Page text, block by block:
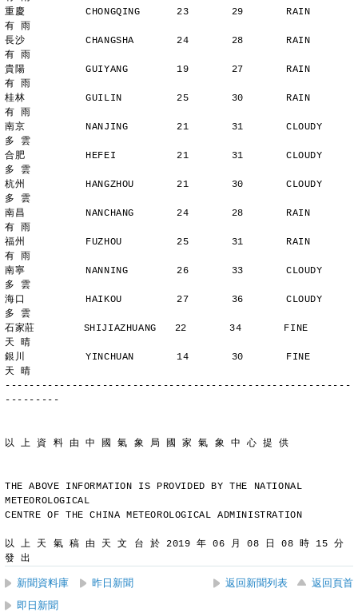
重慶          CHONGQING      23       29       RAIN
有 雨
長沙          CHANGSHA       24       28       RAIN
有 雨
貴陽          GUIYANG        19       27       RAIN
有 雨
桂林          GUILIN         25       30       RAIN
有 雨
南京          NANJING        21       31       CLOUDY
多 雲
合肥          HEFEI          21       31       CLOUDY
多 雲
杭州          HANGZHOU       21       30       CLOUDY
多 雲
南昌          NANCHANG       24       28       RAIN
有 雨
福州          FUZHOU         25       31       RAIN
有 雨
南寧          NANNING        26       33       CLOUDY
多 雲
海口          HAIKOU         27       36       CLOUDY
多 雲
石家莊        SHIJIAZHUANG   22       34       FINE
天 晴
銀川          YINCHUAN       14       30       FINE
天 晴
---------------------------------------------------------
---------
以 上 資 料 由 中 國 氣 象 局 國 家 氣 象 中 心 提 供
THE ABOVE INFORMATION IS PROVIDED BY THE NATIONAL
METEOROLOGICAL
CENTRE OF THE CHINA METEOROLOGICAL ADMINISTRATION
以 上 天 氣 稿 由 天 文 台 於 2019 年 06 月 08 日 08 時 15 分
發 出
新聞資料庫 昨日新聞 返回新聞列表
返回頁首
即日新聞